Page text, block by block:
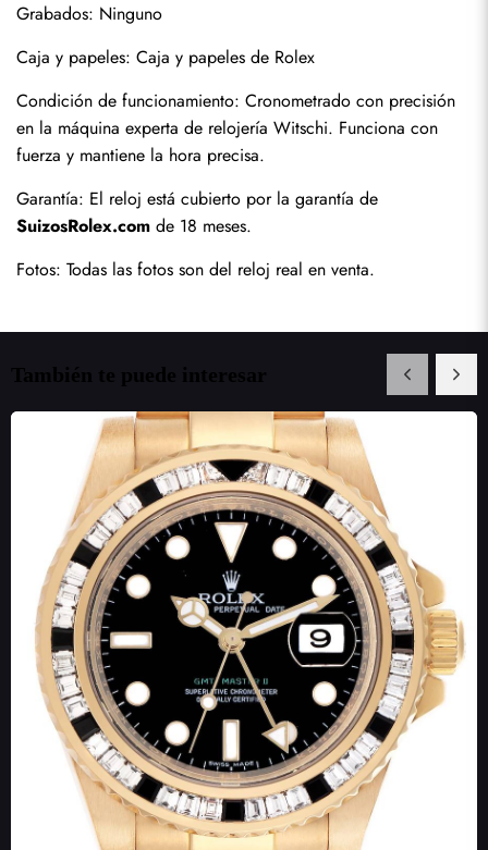
Grabados: Ninguno
Caja y papeles: Caja y papeles de Rolex
Condición de funcionamiento: Cronometrado con precisión
en la máquina experta de relojería Witschi. Funciona con
fuerza y mantiene la hora precisa.
SuizosRolex.com de 18 meses.
Fotos: Todas las fotos son del reloj real en venta.
También te puede interesar